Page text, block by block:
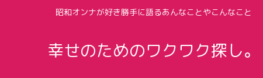
昭和オンナが好き勝手に語るあんなことやこんなこと
幸せのためのワクワク探し。